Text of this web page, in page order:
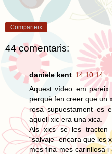
Comparteix
44 comentaris:
daniele kent 14.10.14
Aquest vídeo em
perquè fen creer que un
rosa supuestament es
aquell xic era una xica.
Als xics se les
“salvaje” encara que les
mes fina mes carinllosa